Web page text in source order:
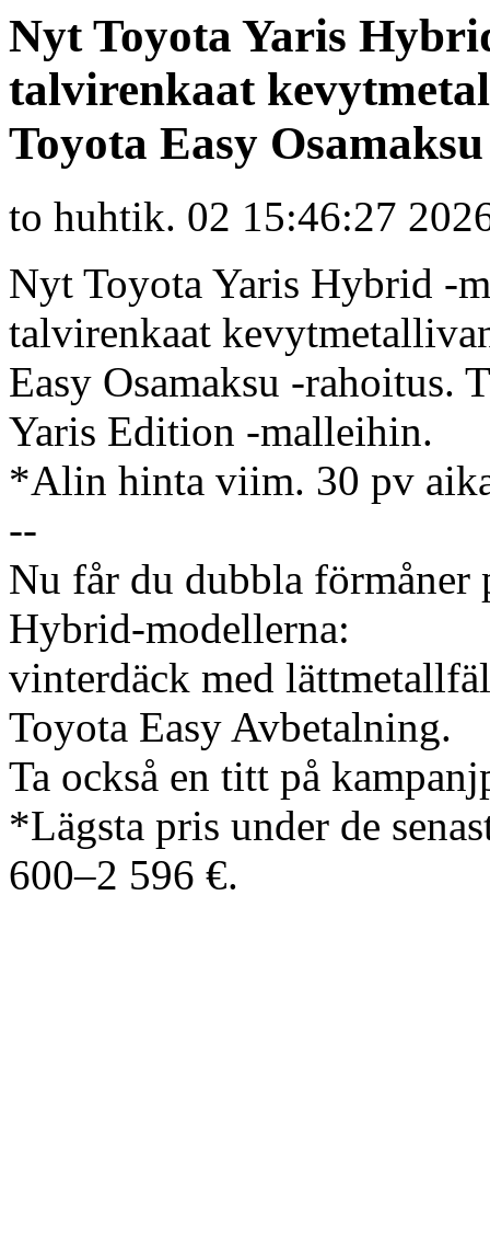
Nyt Toyota Yaris
talvirenkaat
Toyota Easy
to huhtik. 02 15:46:27
Nyt Toyota Yaris Hybrid -
talvirenkaat
Easy Osamaksu -rahoitus.
Yaris Edition -malleihin.
*Alin hinta viim. 30 pv
--
Nu får du dubbla förmåner
Hybrid‑modellerna:
vinterdäck med
Toyota Easy Avbetalning.
Ta också en titt på
*Lägsta pris under de
600–2 596 €.